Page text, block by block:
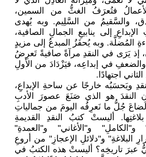
فتُعرَفُ الغثُّ من السمين،
والسَّقيمُ من السَّلِيم. وبه يُهدى
إلى ينابيعِ الجمالِ الصافية،
المُضلَّة. وبه يُحفَزُ المبدعُ إلى مزيدٍ
إذ يَرَى في النقدِ مرآةً صافيةً تَعرِضُ
في إبداعِه، فيَزْدَادَ من الأولِ
اجتهادًا.
ويَحسَبُه خارجًا عن ساحةِ الإبداعِ،
النقدَ هو الذي صَنَعَ عصورَ الأدبِ
لَضاعَ جُلُّ ما نَعرِفُه اليومَ من جمالياتِ
أليستْ كتبُ النقدِ القديمةِ
و"الكاملِ" و"الأغاني" و"العمدةِ"
البلاغةِ" و"دلائلِ الإعجازِ" من أروعِ
عبرَ تاريخِه؟ أليستْ هذه الكتبُ في